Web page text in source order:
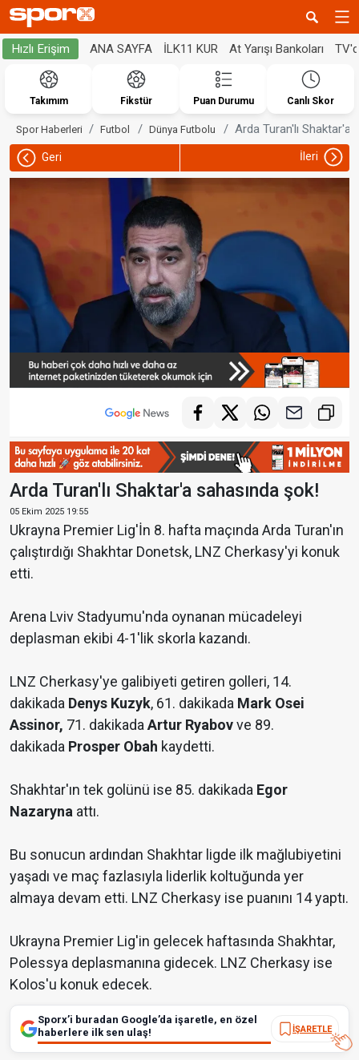
Hızlı Erişim ANA SAYFA İLK11 KUR At Yarışı Bankoları
Takımım Fikstür Puan Durumu Canlı Skor
Spor Haberleri Futbol Dünya Futbolu Arda Turan'lı Shaktar'a
Geri İleri
Arda Turan'lı Shaktar'a sahasında şok!
05 Ekim 2025 19:55
Ukrayna Premier Lig'İn 8. hafta maçında Arda Turan'ın
çalıştırdığı Shakhtar Donetsk, LNZ Cherkasy'yi konuk
etti.
Arena Lviv Stadyumu'nda oynanan mücadeleyi
deplasman ekibi 4-1'lik skorla kazandı.
LNZ Cherkasy'ye galibiyeti getiren golleri, 14.
dakikada Denys Kuzyk, 61. dakikada Mark Osei
Assinor, 71. dakikada Artur Ryabovve 89.
dakikada Prosper Obah kaydetti.
Shakhtar'ın tek golünü ise 85. dakikada Egor
Nazaryna attı.
Bu sonucun ardından Shakhtar ligde ilk mağlubiyetini
yaşadı ve maç fazlasıyla liderlik koltuğunda yer
almaya devam etti. LNZ Cherkasy ise puanını 14 yaptı.
Ukrayna Premier Lig'in gelecek haftasında Shakhtar,
Polessya deplasmanına gidecek. LNZ Cherkasy ise
Kolos'u konuk edecek.
Sporx’i buradan Google’da işaretle, en özel
haberlere ilk sen ulaş!
İŞARETLE